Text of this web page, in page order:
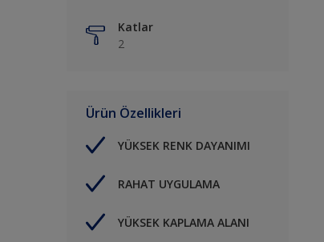
Katlar
2
Ürün Özellikleri
YÜKSEK RENK DAYANIMI
RAHAT UYGULAMA
YÜKSEK KAPLAMA ALANI